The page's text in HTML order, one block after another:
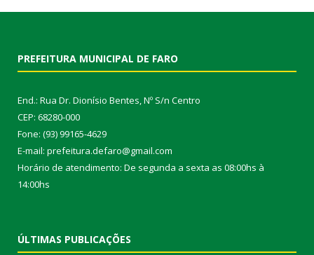
PREFEITURA MUNICIPAL DE FARO
End.: Rua Dr. Dionísio Bentes, Nº S/n Centro
CEP: 68280-000
Fone: (93) 99165-4629
E-mail: prefeitura.defaro@gmail.com
Horário de atendimento: De segunda a sexta as 08:00hs à
14:00hs
ÚLTIMAS PUBLICAÇÕES